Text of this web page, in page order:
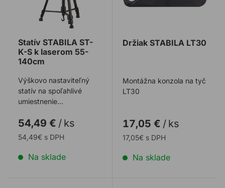
Statív STABILA ST-
K-S k laserom 55-
140cm
Výškovo nastaviteľný
statív na spoľahlivé
umiestnenie
a zdvíhacím stĺpikom ...
54,49 € / ks
54,49€ s DPH
Na sklade
Držiak STABILA LT30
Montážna konzola na tyč
LT30
17,05 € / ks
17,05€ s DPH
Na sklade